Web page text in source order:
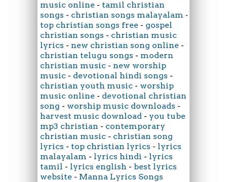
music online - tamil christian
songs - christian songs malayalam -
top christian songs free - gospel
christian songs - christian music
lyrics - new christian song online -
christian telugu songs - modern
christian music - new worship
music - devotional hindi songs -
christian youth music - worship
music online - devotional christian
song - worship music downloads -
harvest music download - you tube
mp3 christian - contemporary
christian music - christian song
lyrics - top christian lyrics - lyrics
malayalam - lyrics hindi - lyrics
tamil - lyrics english - best lyrics
website - Manna Lyrics Songs